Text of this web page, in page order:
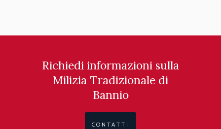
Richiedi informazioni sulla
Milizia Tradizionale di
Bannio
CONTATTI